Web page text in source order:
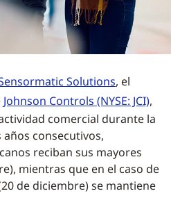
Solutions, el
Johnson Controls (NYSE: JCI),
comercial durante la
consecutivos,
reciban sus mayores
mientras que en el caso de
de diciembre) se mantiene